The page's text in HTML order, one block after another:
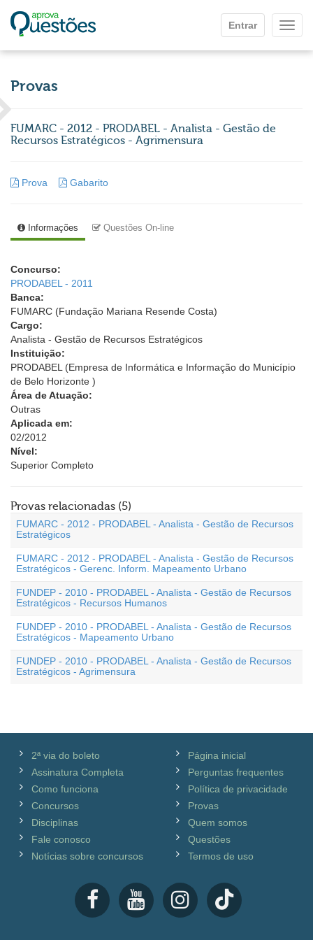
Entrar
Provas
FUMARC - 2012 - PRODABEL - Analista - Gestão de
Recursos Estratégicos - Agrimensura
Prova Gabarito
Informações Questões On-line
Concurso:
PRODABEL - 2011
Banca:
FUMARC (Fundação Mariana Resende Costa)
Cargo:
Analista - Gestão de Recursos Estratégicos
Instituição:
PRODABEL (Empresa de Informática e Informação do Município
de Belo Horizonte )
Área de Atuação:
Outras
Aplicada em:
02/2012
Nível:
Superior Completo
Provas relacionadas (5)
FUMARC - 2012 - PRODABEL - Analista - Gestão de Recursos
Estratégicos
FUMARC - 2012 - PRODABEL - Analista - Gestão de Recursos
Estratégicos - Gerenc. Inform. Mapeamento Urbano
FUNDEP - 2010 - PRODABEL - Analista - Gestão de Recursos
Estratégicos - Recursos Humanos
FUNDEP - 2010 - PRODABEL - Analista - Gestão de Recursos
Estratégicos - Mapeamento Urbano
FUNDEP - 2010 - PRODABEL - Analista - Gestão de Recursos
Estratégicos - Agrimensura
2ª via do boleto
Assinatura Completa
Como funciona
Concursos
Disciplinas
Fale conosco
Notícias sobre concursos
Página inicial
Perguntas frequentes
Política de privacidade
Provas
Quem somos
Questões
Termos de uso